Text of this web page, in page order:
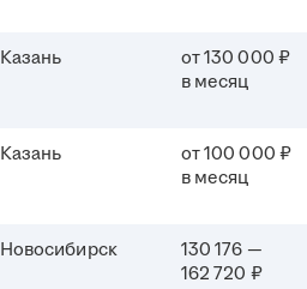
Казань
от 130 000 ₽
в месяц
Казань
от 100 000 ₽
в месяц
Новосибирск
130 176 —
162 720 ₽